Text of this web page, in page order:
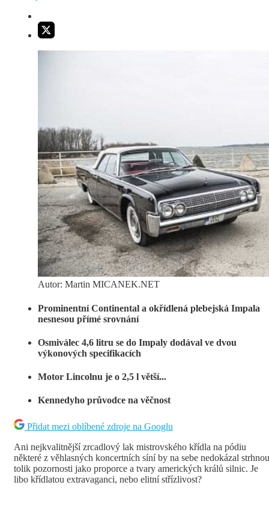
Autor: Martin MICANEK.NET
Prominentní Continental a okřídlená plebejská Impala
nesnesou přímé srovnání
Osmiválec 4,6 litru se do Impaly dodával ve dvou
výkonových specifikacích
Motor Lincolnu je o 2,5 l větší...
Kennedyho průvodce na věčnost
Přidat mezi oblíbené zdroje na Googlu
Ani nejkvalitnější zrcadlový lak mistrovského křídla na pódiu
některé z věhlasných koncertních síní by na sebe nedokázal
tolik pozornosti jako proporce a tvary amerických králů silnic. Je
libo křídlatou extravaganci, nebo elitní střízlivost?